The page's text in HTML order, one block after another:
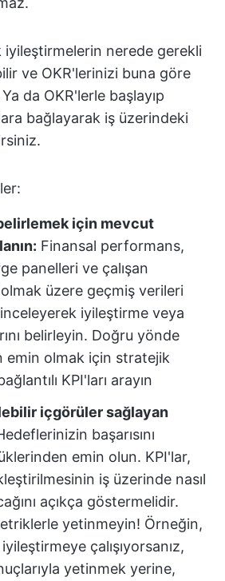
iyileştirmelerin nerede gerekli
ve OKR'lerinizi buna göre
da OKR'lerle başlayıp
bağlayarak iş üzerindeki
için mevcut
Finansal performans,
panelleri ve çalışan
üzere geçmiş verileri
iyileştirme veya
belirleyin. Doğru yönde
emin olmak için stratejik
KPI'ları arayın
içgörüler sağlayan
başarısını
emin olun. KPI'lar,
iş üzerinde nasıl
açıkça göstermelidir.
yetinmeyin! Örneğin,
çalışıyorsanız,
yetinmek yerine,